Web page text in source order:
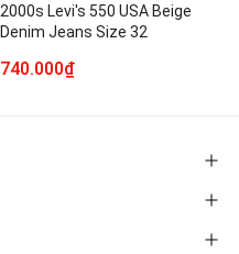
2000s Levi's 550 USA Beige
Denim Jeans Size 32
740.000₫